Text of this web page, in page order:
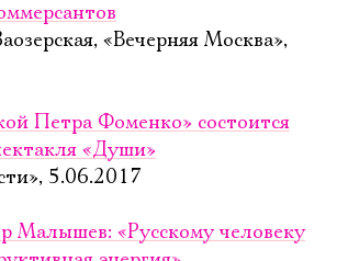
«Вечерняя Москва»,
Петра Фоменко» состоится
«Души»
5.06.2017
Малышев: «Русскому человеку